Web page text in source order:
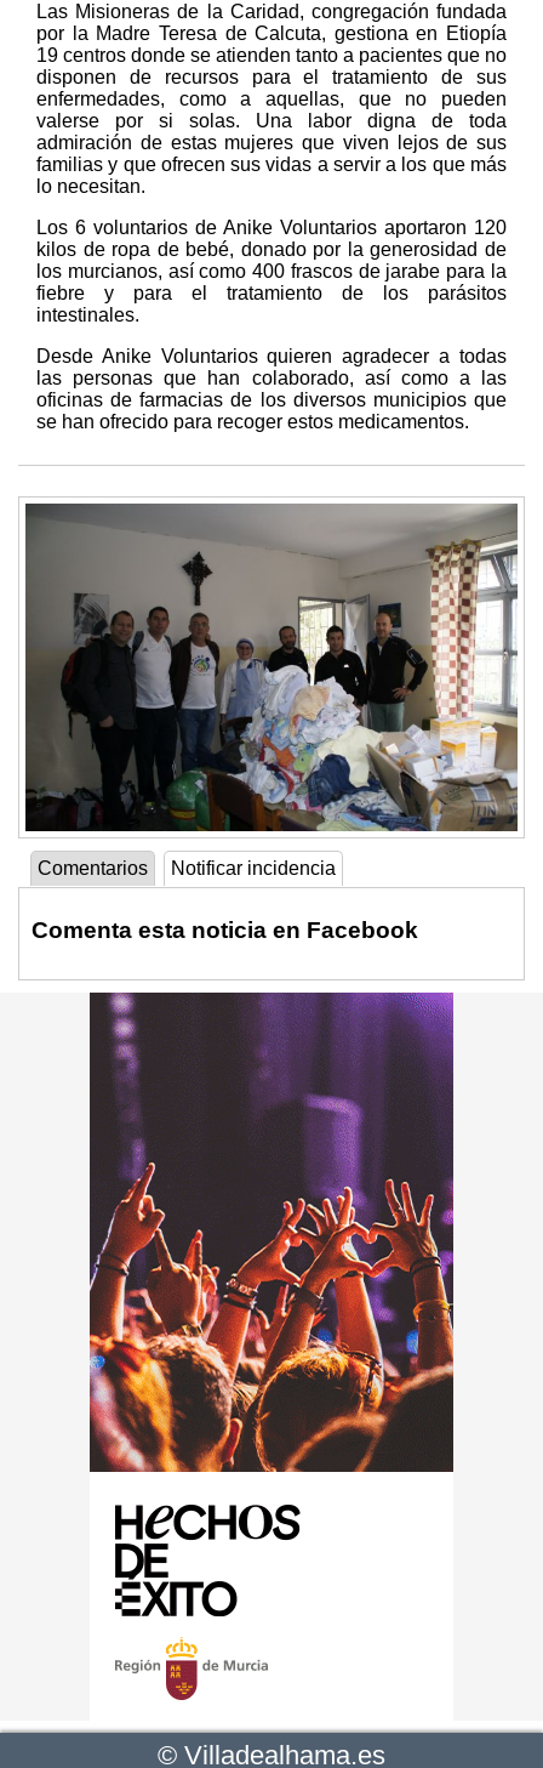
Las Misioneras de la Caridad, congregación fundada
por la Madre Teresa de Calcuta, gestiona en Etiopía
19 centros donde se atienden tanto a pacientes que no
disponen de recursos para el tratamiento de sus
enfermedades, como a aquellas, que no pueden
valerse por si solas. Una labor digna de toda
admiración de estas mujeres que viven lejos de sus
familias y que ofrecen sus vidas a servir a los que más
lo necesitan.
Los 6 voluntarios de Anike Voluntarios aportaron 120
kilos de ropa de bebé, donado por la generosidad de
los murcianos, así como 400 frascos de jarabe para la
fiebre y para el tratamiento de los parásitos
intestinales.
Desde Anike Voluntarios quieren agradecer a todas
las personas que han colaborado, así como a las
oficinas de farmacias de los diversos municipios que
se han ofrecido para recoger estos medicamentos.
Comentarios Notificar incidencia
Comenta esta noticia en Facebook
© Villadealhama.es